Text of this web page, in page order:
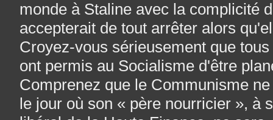
monde à Staline avec la complicité
accepterait de tout arrêter alors
Croyez-vous sérieusement que
ont permis au Socialisme d'être
Comprenez que le Communisme
le jour où son « père nourricier », à